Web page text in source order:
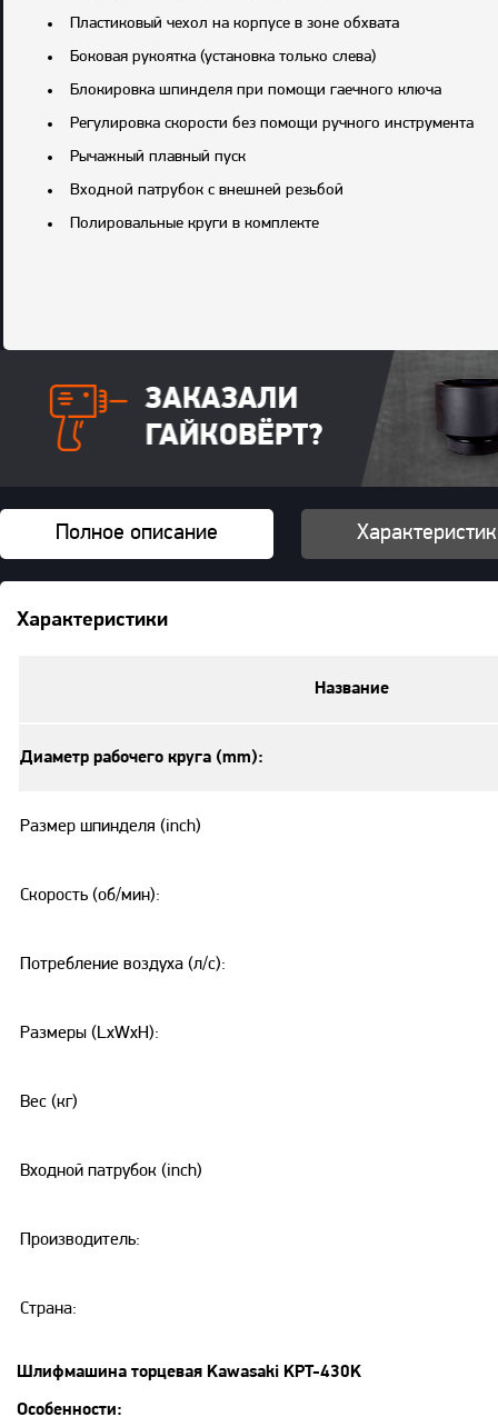
Пластиковый чехол на корпусе в зоне обхвата
Боковая рукоятка (установка только слева)
Блокировка шпинделя при помощи гаечного ключа
Регулировка скорости без помощи ручного инструмента
Рычажный плавный пуск
Входной патрубок с внешней резьбой
Полировальные круги в комплекте
KPT-430K обладает скромной для столь небольшой
«невысокой» скорости инструмент способен шлифовать
комплекте идут четыре полировальных круга (два
входной патрубок машины. Изменение мощности
KPT-430K – это весьма легкая и маневренная машина. 900
жесткие условия эксплуатации. Рычаг пуска имеет нижнее
рукоятку. В зоне обхвата на корпусе имеется пластиковый
боковой рукоятки (при необходимости машину можно
Заметьте, что пневмошланг нужно присоединить к патрубку с
компрессору принадлежности можно заказать на нашем
приобрести и шланг. Мы предлагаем как прямой шланг
Комплектация: машина, боковая рукоятка, две подошвы, 4
Полное описание
Характеристики
Название
Диаметр рабочего круга (mm):
Размер шпинделя (inch)
Скорость (об/мин):
Потребление воздуха (л/с):
Размеры (LxWxH):
Вес (кг)
Входной патрубок (inch)
Производитель:
Страна:
Шлифмашина торцевая Kawasaki KPT-430K
Особенности: